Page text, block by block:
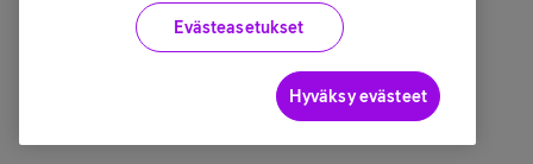
Evästeasetukset
Hyväksy evästeet